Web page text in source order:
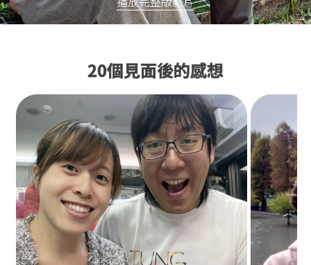
20個見面後的感想